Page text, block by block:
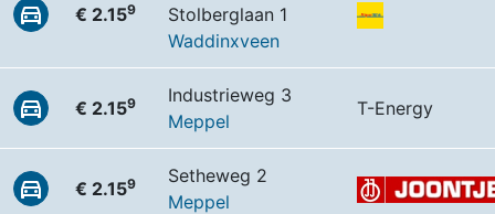
€ 2.159
Stolberglaan 1
Waddinxveen
€ 2.159
Industrieweg 3
Meppel
T-Energy
€ 2.159
Setheweg 2
Meppel